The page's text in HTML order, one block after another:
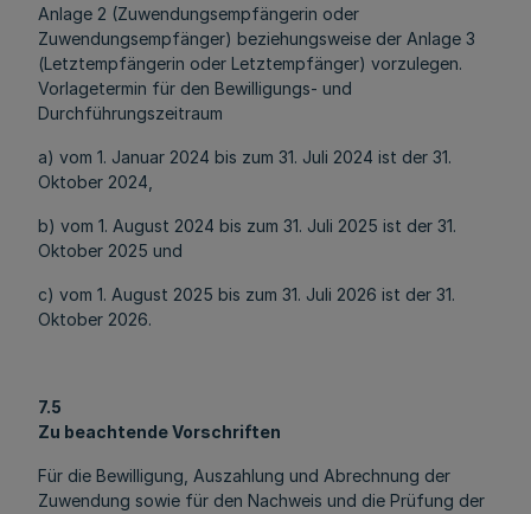
Anlage 2 (Zuwendungsempfängerin oder
Zuwendungsempfänger) beziehungsweise der Anlage 3
(Letztempfängerin oder Letztempfänger) vorzulegen.
Vorlagetermin für den Bewilligungs- und
Durchführungszeitraum
a) vom 1. Januar 2024 bis zum 31. Juli 2024 ist der 31.
Oktober 2024,
b) vom 1. August 2024 bis zum 31. Juli 2025 ist der 31.
Oktober 2025 und
c) vom 1. August 2025 bis zum 31. Juli 2026 ist der 31.
Oktober 2026.
7.5
Zu beachtende Vorschriften
Für die Bewilligung, Auszahlung und Abrechnung der
Zuwendung sowie für den Nachweis und die Prüfung der